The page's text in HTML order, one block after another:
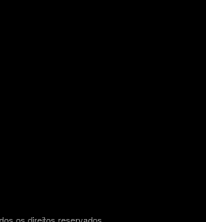
os direitos reservados